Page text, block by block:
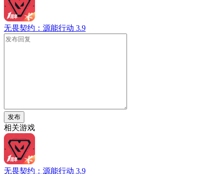
无畏契约：源能行动 3.9
发布
相关游戏
无畏契约：源能行动 3.9